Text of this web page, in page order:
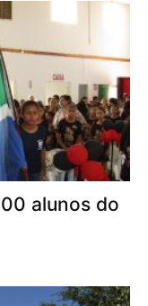
alunos do